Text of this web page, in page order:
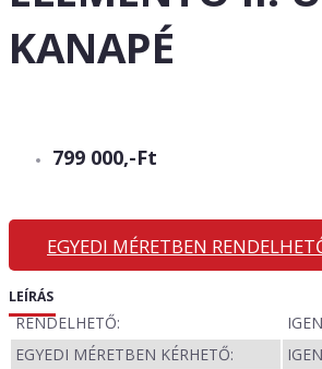
KANAPÉ
799 000,-Ft
EGYEDI MÉRETBEN
LEÍRÁS
RENDELHETŐ:
IGEN
EGYEDI MÉRETBEN KÉRHETŐ:
IGEN